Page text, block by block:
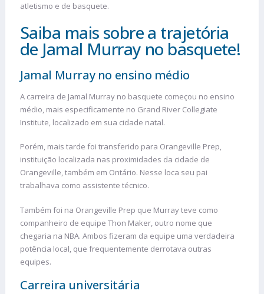
atletismo e de basquete.
Saiba mais sobre a trajetória
de Jamal Murray no basquete!
Jamal Murray no ensino médio
A carreira de Jamal Murray no basquete começou no ensino
médio, mais especificamente no Grand River Collegiate
Institute, localizado em sua cidade natal.
Porém, mais tarde foi transferido para Orangeville Prep,
instituição localizada nas proximidades da cidade de
Orangeville, também em Ontário. Nesse loca seu pai
trabalhava como assistente técnico.
Também foi na Orangeville Prep que Murray teve como
companheiro de equipe Thon Maker, outro nome que
chegaria na NBA. Ambos fizeram da equipe uma verdadeira
potência local, que frequentemente derrotava outras
equipes.
Carreira universitária